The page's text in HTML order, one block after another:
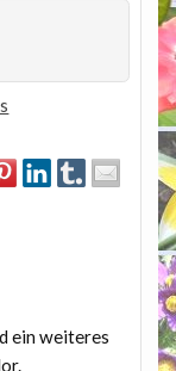
ein weiteres